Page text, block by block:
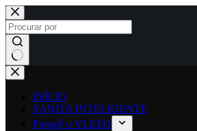
INÍCIO
SANITA INTELIGENTE
Porquê o VLEEO